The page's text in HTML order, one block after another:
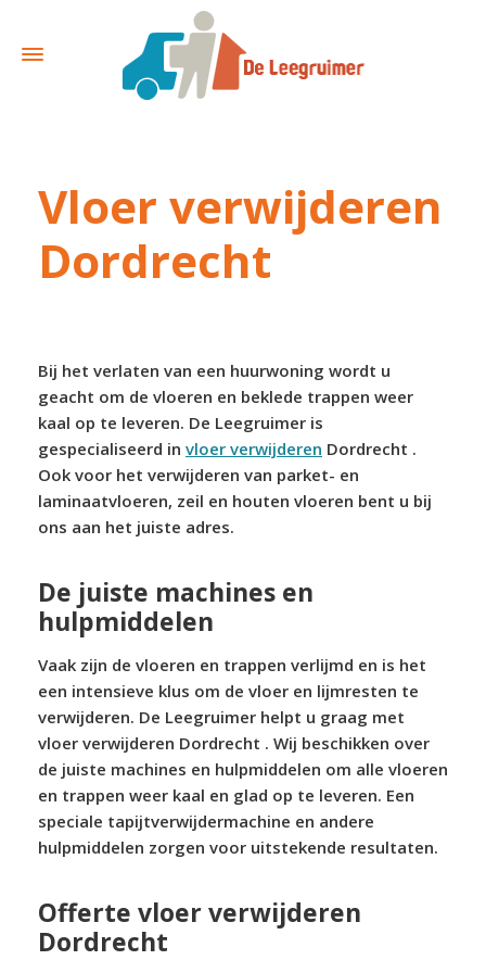
Vloer verwijderen
Dordrecht
Bij het verlaten van een huurwoning wordt u
geacht om de vloeren en beklede trappen weer
kaal op te leveren. De Leegruimer is
gespecialiseerd in vloer verwijderen Dordrecht .
Ook voor het verwijderen van parket- en
laminaatvloeren, zeil en houten vloeren bent u bij
ons aan het juiste adres.
De juiste machines en
hulpmiddelen
Vaak zijn de vloeren en trappen verlijmd en is het
een intensieve klus om de vloer en lijmresten te
verwijderen. De Leegruimer helpt u graag met
vloer verwijderen Dordrecht . Wij beschikken over
de juiste machines en hulpmiddelen om alle vloeren
en trappen weer kaal en glad op te leveren. Een
speciale tapijtverwijdermachine en andere
hulpmiddelen zorgen voor uitstekende resultaten.
Offerte vloer verwijderen
Dordrecht